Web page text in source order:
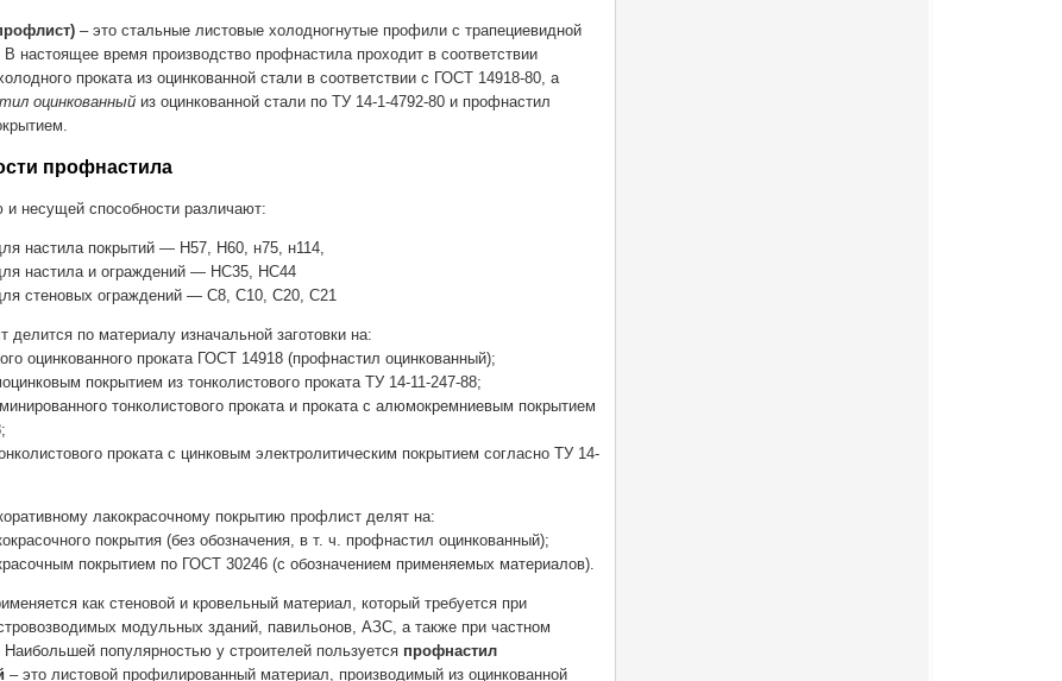
– это стальные листовые холодногнутые профили с трапециевидной
настоящее время производство профнастила проходит в соответствии
проката из оцинкованной стали в соответствии с ГОСТ 14918-80, а
оцинкованный из оцинкованной стали по ТУ 14-1-4792-80 и профнастил
профнастила
и несущей способности различают:
настила покрытий — Н57, Н60, н75, н114,
настила и ограждений — НС35, НС44
стеновых ограждений — С8, С10, С20, С21
делится по материалу изначальной заготовки на:
оцинкованного проката ГОСТ 14918 (профнастил оцинкованный);
покрытием из тонколистового проката ТУ 14-11-247-88;
тонколистового проката и проката с алюмокремниевым покрытием
проката с цинковым электролитическим покрытием согласно ТУ 14-
лакокрасочному покрытию профлист делят на:
покрытия (без обозначения, в т. ч. профнастил оцинкованный);
покрытием по ГОСТ 30246 (с обозначением применяемых материалов).
как стеновой и кровельный материал, который требуется при
модульных зданий, павильонов, АЗС, а также при частном
Наибольшей популярностью у строителей пользуется профнастил
– это листовой профилированный материал, производимый из оцинкованной